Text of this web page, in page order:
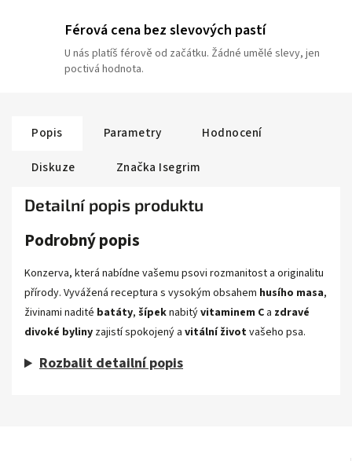
Férová cena bez slevových pastí
U nás platíš férově od začátku. Žádné umělé slevy, jen
poctivá hodnota.
Popis Parametry
Hodnocení
Diskuze
Značka Isegrim
Detailní popis produktu
Podrobný popis
Konzerva, která nabídne vašemu psovi rozmanitost a originalitu
přírody. Vyvážená receptura s vysokým obsahem husího masa,
živinami nadité batáty, šípeknabitývitaminem C a zdravé
divoké byliny zajistí spokojený a vitální životvašeho psa.
Rozbalit detailní popis